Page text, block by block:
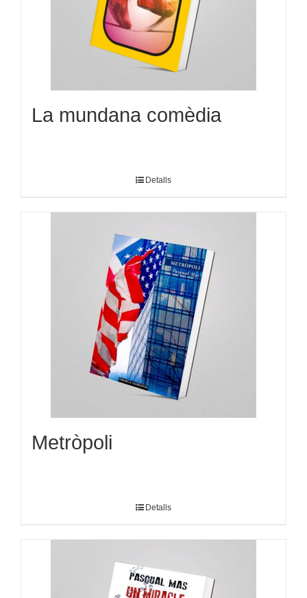
La mundana comèdia
Detalls
Metròpoli
Detalls